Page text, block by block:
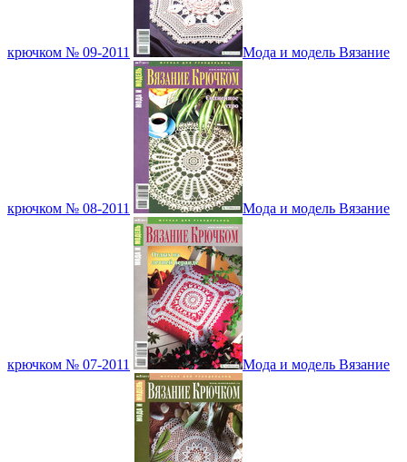
крючком № 09-2011 Мода и модель Вязание
крючком № 08-2011 Мода и модель Вязание
крючком № 07-2011 Мода и модель Вязание